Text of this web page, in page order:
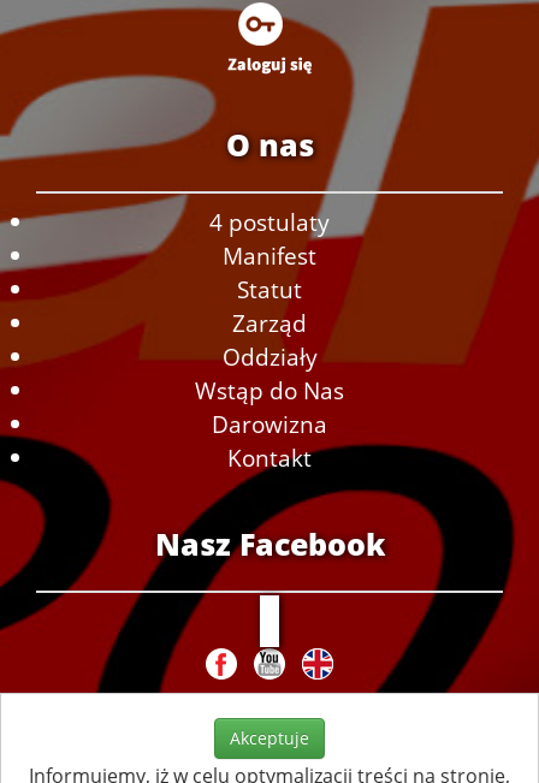
O nas
4 postulaty
Manifest
Statut
Zarząd
Oddziały
Wstąp do Nas
Darowizna
Kontakt
Nasz Facebook
Akceptuje
Informujemy, iż w celu optymalizacji treści na stronie,